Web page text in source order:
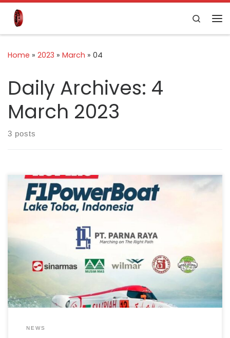
Skip to content Search
Home » 2023 » March » 04
Daily Archives: 4
March 2023
3 posts
Thursday, February 2: Kopiko was announced as the
title sponsor of the UIM F1H2O Grand Prix of Indonesia at
a press conference in Jakarta on Thursday. The
opening round of the 2023 UIM F1H2O World
Championship will be known as the UIM F1H2O Kopiko
Grand Prix of Indonesia. Kopiko is […]
NEWS